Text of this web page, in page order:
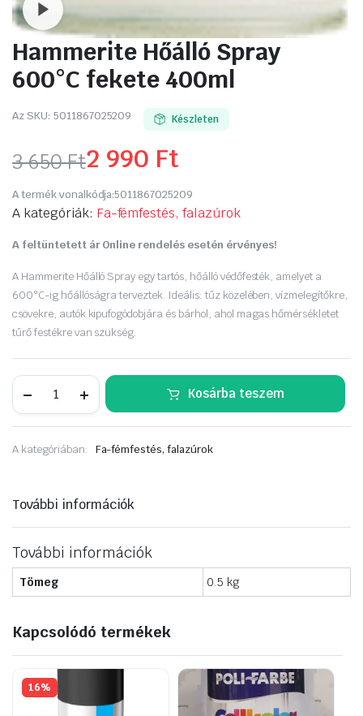
Hammerite Hőálló Spray
600°C fekete 400ml
Az SKU: 5011867025209 Készleten
3 650Ft
Original
price
was:
3
650 Ft.
2 990 Ft
Current
price
is:
2
990 Ft.
A termék vonalkódja:5011867025209
A kategóriák: Fa-fémfestés, falazúrok
A feltüntetett ár Online rendelés esetén érvényes!
A Hammerite Hőálló Spray egy tartós, hőálló védőfesték, amelyet a
600°C-ig hőállóságra terveztek. Ideális: tűz közelében, vízmelegítőkre,
csövekre, autók kipufogódobjára és bárhol, ahol magas hőmérsékletet
tűrő festékre van szükség.
Hőálló
600°C
400ml
Kosárba teszem
A kategóriában: Fa-fémfestés, falazúrok
További információk
További információk
Tömeg 0.5 kg
Kapcsolódó termékek
16%